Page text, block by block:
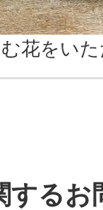
花をい
するお